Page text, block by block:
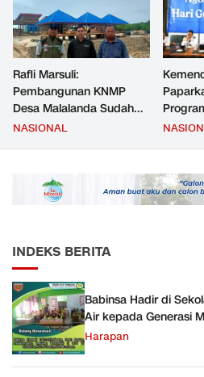
Rafli Marsuli:
Pembangunan KNMP
Desa Malalanda Sudah
Mencapai 69 Persen dan
JMD dan JMF
NASIONAL
INDEKS BERITA
Babinsa Hadir di
Air kepada Generasi
Harapan